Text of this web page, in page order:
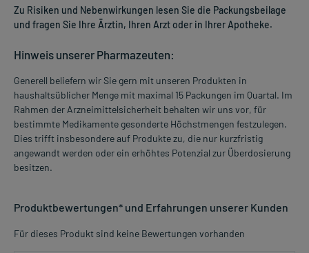
Zu Risiken und Nebenwirkungen lesen Sie die Packungsbeilage
und fragen Sie Ihre Ärztin, Ihren Arzt oder in Ihrer Apotheke.
Hinweis unserer Pharmazeuten:
Generell beliefern wir Sie gern mit unseren Produkten in
haushaltsüblicher Menge mit maximal 15 Packungen im Quartal. Im
Rahmen der Arzneimittelsicherheit behalten wir uns vor, für
bestimmte Medikamente gesonderte Höchstmengen festzulegen.
Dies trifft insbesondere auf Produkte zu, die nur kurzfristig
angewandt werden oder ein erhöhtes Potenzial zur Überdosierung
besitzen.
Produktbewertungen* und Erfahrungen unserer Kunden
Für dieses Produkt sind keine Bewertungen vorhanden